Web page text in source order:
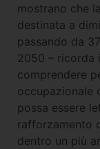
mostrano che
destinata a
passando da
2050 – ricorda
comprendere
occupazionale
possa essere
rafforzamento
dentro un più